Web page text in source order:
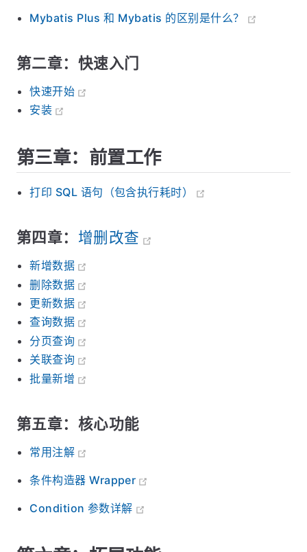
Mybatis Plus 和 Mybatis 的区别是什么？
第二章：快速入门
快速开始
安装
第三章：前置工作
打印 SQL 语句（包含执行耗时）
第四章： 增删改查
新增数据
删除数据
更新数据
查询数据
分页查询
关联查询
批量新增
第五章：核心功能
常用注解
条件构造器 Wrapper
Condition 参数详解